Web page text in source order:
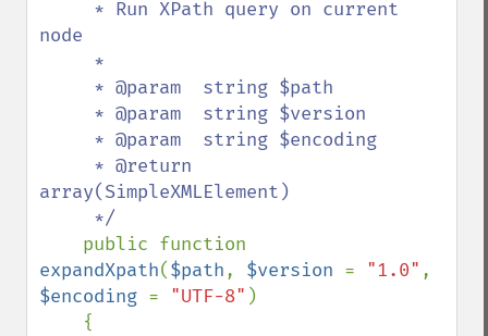
node
array(SimpleXMLElement)
expandXpath($path, $version = "1.0"
$encoding = "UTF-8" )